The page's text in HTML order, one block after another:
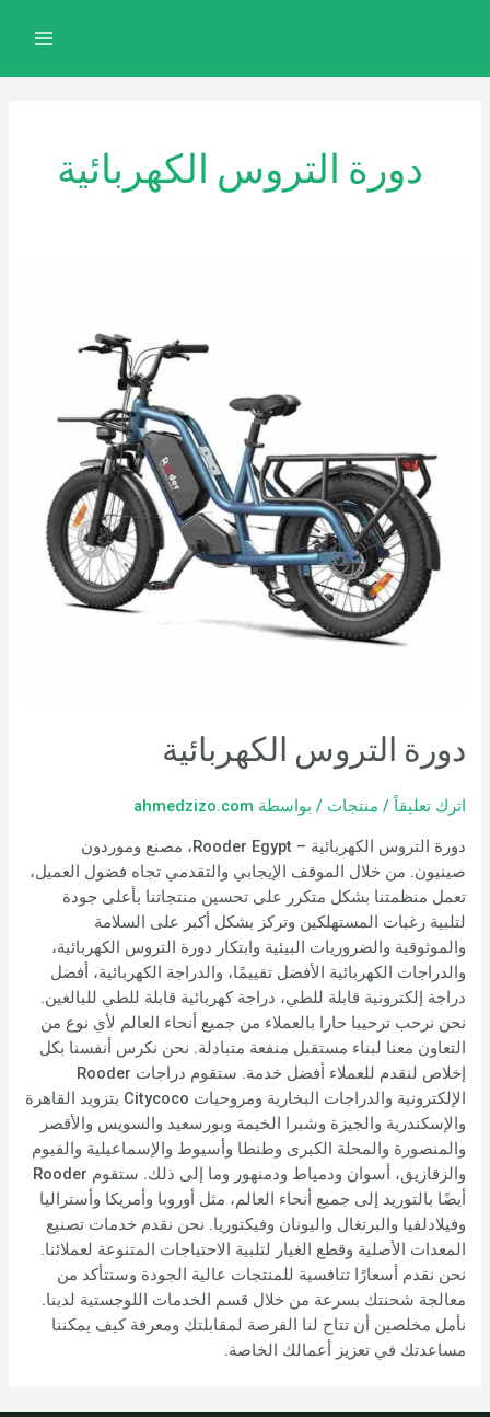
دورة التروس الكهربائية
دورة التروس الكهربائية
اترك تعليقاً / منتجات / بواسطة ahmedzizo.com
دورة التروس الكهربائية – Rooder Egypt، مصنع وموردون
صينيون. من خلال الموقف الإيجابي والتقدمي تجاه فضول العميل،
تعمل منظمتنا بشكل متكرر على تحسين منتجاتنا بأعلى جودة
لتلبية رغبات المستهلكين وتركز بشكل أكبر على السلامة
والموثوقية والضروريات البيئية وابتكار دورة التروس الكهربائية،
والدراجات الكهربائية الأفضل تقييمًا، والدراجة الكهربائية، أفضل
دراجة إلكترونية قابلة للطي، دراجة كهربائية قابلة للطي للبالغين.
نحن نرحب ترحيبا حارا بالعملاء من جميع أنحاء العالم لأي نوع من
التعاون معنا لبناء مستقبل منفعة متبادلة. نحن نكرس أنفسنا بكل
إخلاص لنقدم للعملاء أفضل خدمة. ستقوم دراجات Rooder
الإلكترونية والدراجات البخارية ومروحيات Citycoco بتزويد القاهرة
والإسكندرية والجيزة وشبرا الخيمة وبورسعيد والسويس والأقصر
والمنصورة والمحلة الكبرى وطنطا وأسيوط والإسماعيلية والفيوم
والزقازيق، أسوان ودمياط ودمنهور وما إلى ذلك. ستقوم Rooder
أيضًا بالتوريد إلى جميع أنحاء العالم، مثل أوروبا وأمريكا وأستراليا
وفيلادلفيا والبرتغال واليونان وفيكتوريا. نحن نقدم خدمات تصنيع
المعدات الأصلية وقطع الغيار لتلبية الاحتياجات المتنوعة لعملائنا.
نحن نقدم أسعارًا تنافسية للمنتجات عالية الجودة وسنتأكد من
معالجة شحنتك بسرعة من خلال قسم الخدمات اللوجستية لدينا.
نأمل مخلصين أن تتاح لنا الفرصة لمقابلتك ومعرفة كيف يمكننا
مساعدتك في تعزيز أعمالك الخاصة.